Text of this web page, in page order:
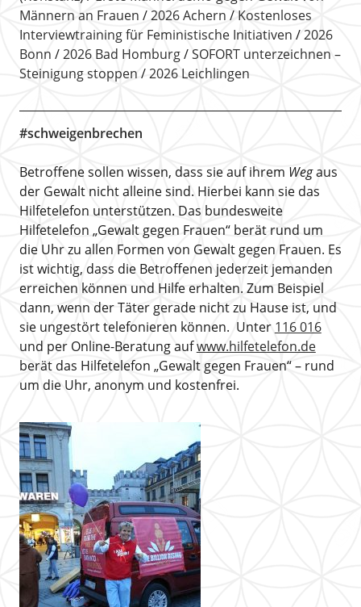
Männern an Frauen
2026 Achern
Kostenloses
Interviewtraining für Feministische Initiativen
2026
Bonn
2026 Bad Homburg
SOFORT unterzeichnen –
Steinigung stoppen
2026 Leichlingen
#schweigenbrechen
Betroffene sollen wissen, dass sie auf ihrem Wegaus
der Gewalt nicht alleine sind. Hierbei kann sie das
Hilfetelefon unterstützen. Das bundesweite
Hilfetelefon „Gewalt gegen Frauen“ berät rund um
die Uhr zu allen Formen von Gewalt gegen Frauen. Es
ist wichtig, dass die Betroffenen jederzeit jemanden
erreichen können und Hilfe erhalten. Zum Beispiel
dann, wenn der Täter gerade nicht zu Hause ist, und
sie ungestört telefonieren können. Unter 116 016
und per Online-Beratung aufwww.hilfetelefon.de
berät das Hilfetelefon „Gewalt gegen Frauen“ – rund
um die Uhr, anonym und kostenfrei.